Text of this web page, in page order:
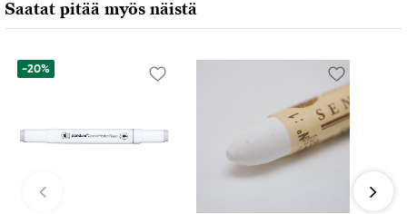
20016 Pero (MI) Italy
fila@fila.it
Saatat pitää myös näistä
-20%